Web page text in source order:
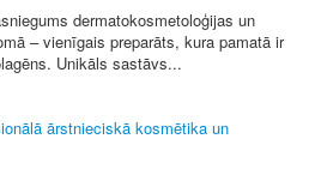
dermatokosmetoloģijas un
– vienīgais preparāts, kura pamatā ir
Unikāls sastāvs...
ārstnieciskā kosmētika un